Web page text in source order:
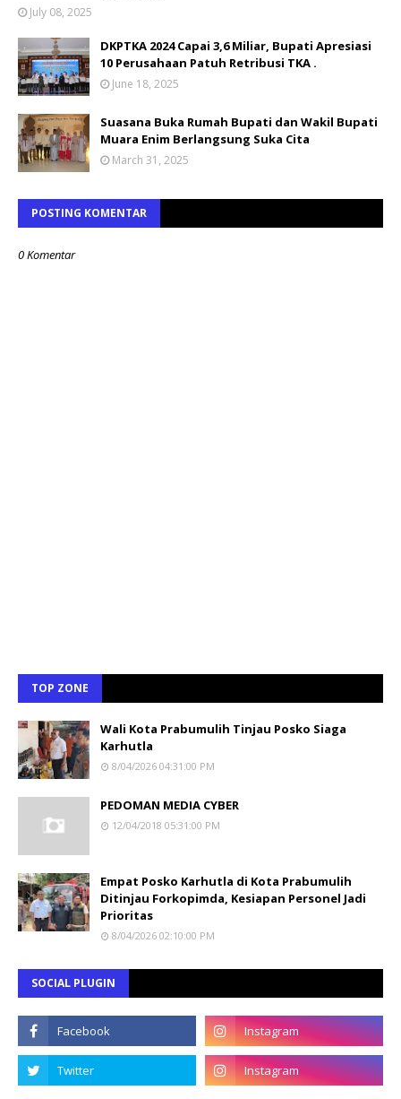
July 08, 2025
DKPTKA 2024 Capai 3,6 Miliar, Bupati Apresiasi
10 Perusahaan Patuh Retribusi TKA .
June 18, 2025
Suasana Buka Rumah Bupati dan Wakil Bupati
Muara Enim Berlangsung Suka Cita
March 31, 2025
POSTING KOMENTAR
0 Komentar
TOP ZONE
Wali Kota Prabumulih Tinjau Posko Siaga
Karhutla
8/04/2026 04:31:00 PM
PEDOMAN MEDIA CYBER
12/04/2018 05:31:00 PM
Empat Posko Karhutla di Kota Prabumulih
Ditinjau Forkopimda, Kesiapan Personel Jadi
Prioritas
8/04/2026 02:10:00 PM
SOCIAL PLUGIN